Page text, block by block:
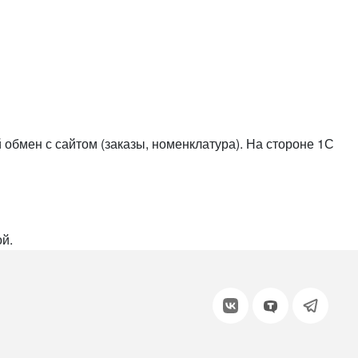
с сайтом (заказы, номенклатура). На стороне 1С